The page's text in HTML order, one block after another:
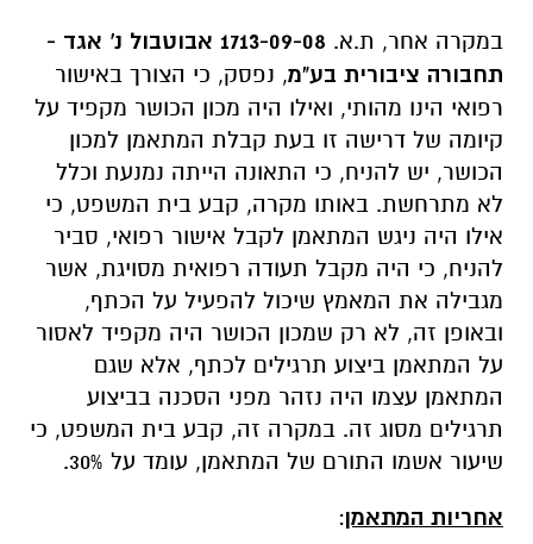
במקרה אחר, ת.א.
1713-09-08 אבוטבול נ' אגד -
תחבורה ציבורית בע"מ, נפסק, כי הצורך באישור
רפואי הינו מהותי, ואילו היה מכון הכושר מקפיד על
קיומה של דרישה זו בעת קבלת המתאמן למכון
הכושר, יש להניח, כי התאונה הייתה נמנעת וכלל
לא מתרחשת. באותו מקרה, קבע בית המשפט, כי
אילו היה ניגש המתאמן לקבל אישור רפואי, סביר
להניח, כי היה מקבל תעודה רפואית מסויגת, אשר
מגבילה את המאמץ שיכול להפעיל על הכתף,
ובאופן זה, לא רק שמכון הכושר היה מקפיד לאסור
על המתאמן ביצוע תרגילים לכתף, אלא שגם
המתאמן עצמו היה נזהר מפני הסכנה בביצוע
תרגילים מסוג זה. במקרה זה, קבע בית המשפט, כי
שיעור אשמו התורם של המתאמן, עומד על 30%.
אחריות המתאמן: